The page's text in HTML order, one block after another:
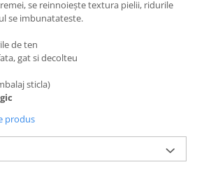
se reinnoiește textura pielii, ridurile
se imbunatateste.
de ten
gat si decolteu
sticla)
produs